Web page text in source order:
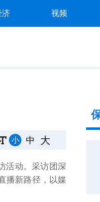
济 视频
小 中 大
活动。采访团深
播新路径，以媒